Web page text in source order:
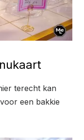
terecht kan
een bakkie